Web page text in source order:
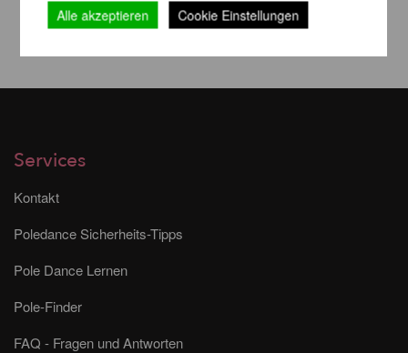
Services
Kontakt
Poledance Sicherheits-Tipps
Pole Dance Lernen
Pole-Finder
FAQ - Fragen und Antworten
Alle akzeptieren Cookie Einstellungen